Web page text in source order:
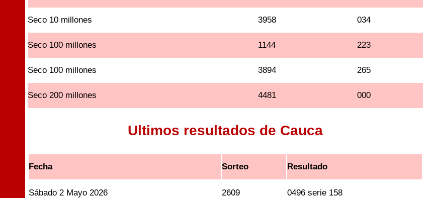
Seco 10 millones 3958 034
Seco 100 millones 1144 223
Seco 100 millones 3894 265
Seco 200 millones 4481 000
Ultimos resultados de Cauca
Fecha Sorteo Resultado
Sábado 2 Mayo 2026 2609 0496 serie 158